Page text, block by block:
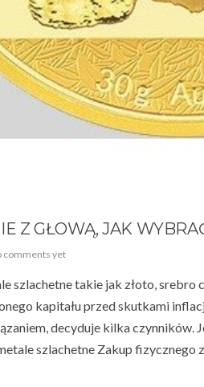
Z GŁOWĄ, JAK
comments yet
szlachetne takie jak złoto,
kapitału przed skutkami
decyduje kilka czynników.
szlachetne Zakup fizycznego